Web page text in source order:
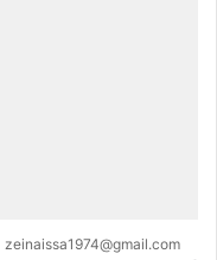
zeinaissa1974@gmail.com